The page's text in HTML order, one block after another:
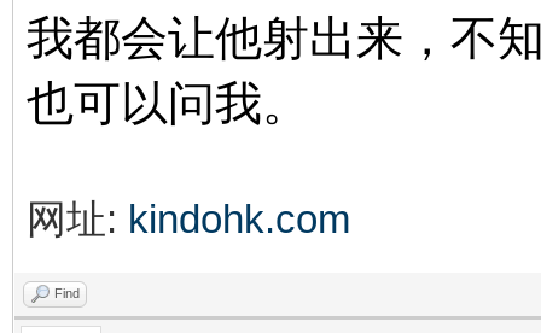
我都会让他射出来，不
也可以问我。
网址: kindohk.com
Find